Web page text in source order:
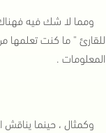
ومما لا شك فيه فهناك
للقارئ " ما كنت تعلمها
المعلومات .
وكمثال ، حينما